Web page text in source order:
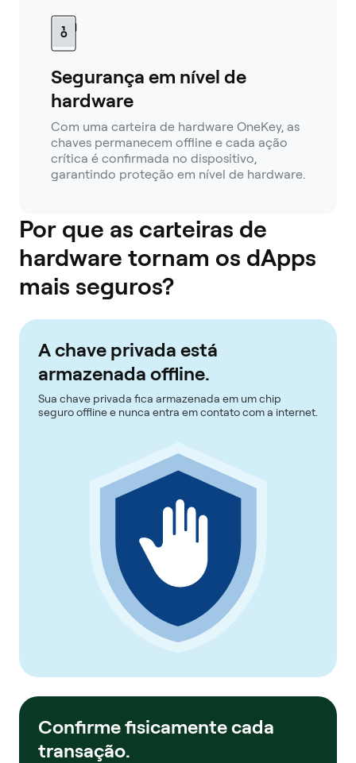
Segurança em nível de
hardware
Com uma carteira de hardware OneKey, as
chaves permanecem offline e cada ação
crítica é confirmada no dispositivo,
garantindo proteção em nível de hardware.
Por que as carteiras de
hardware tornam os dApps
mais seguros?
A chave privada está
armazenada offline.
Sua chave privada fica armazenada em um chip
seguro offline e nunca entra em contato com a internet.
Confirme fisicamente cada
transação.